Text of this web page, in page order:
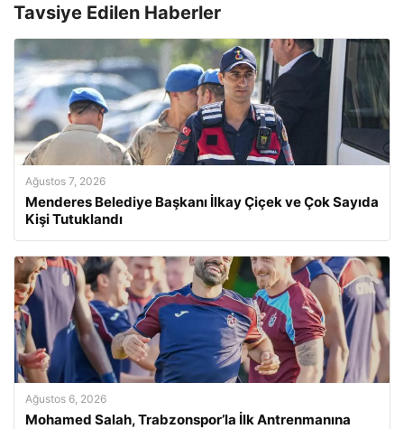
Tavsiye Edilen Haberler
Ağustos 7, 2026
Menderes Belediye Başkanı İlkay Çiçek ve Çok Sayıda
Kişi Tutuklandı
Ağustos 6, 2026
Mohamed Salah, Trabzonspor’la İlk Antrenmanına